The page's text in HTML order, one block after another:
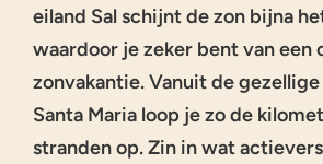
eiland Sal schijnt de zon bijna
waardoor je zeker bent van een
zonvakantie. Vanuit de
Santa Maria loop je zo de
stranden op. Zin in wat